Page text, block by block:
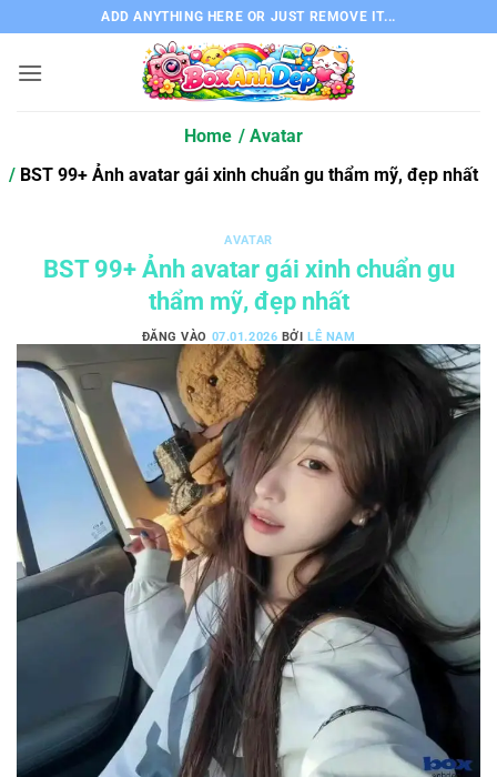
qua
nội
ADD ANYTHING HERE OR JUST REMOVE IT...
Home
Avatar
BST 99+ Ảnh avatar gái xinh chuẩn gu thẩm mỹ, đẹp nhất
AVATAR
BST 99+ Ảnh avatar gái xinh chuẩn gu
thẩm mỹ, đẹp nhất
ĐĂNG VÀO 07.01.2026 BỞILÊ NAM